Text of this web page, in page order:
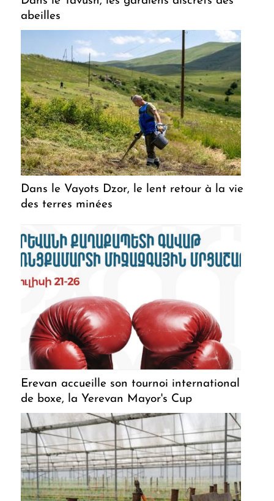
abeilles
Dans le Vayots Dzor, le lent retour à la vie
des terres minées
Erevan accueille son tournoi international
de boxe, la Yerevan Mayor's Cup